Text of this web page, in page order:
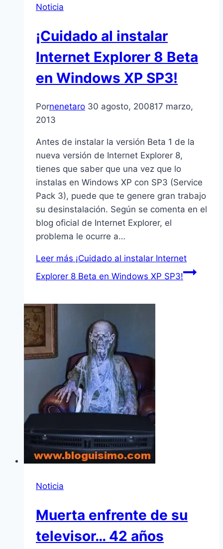
Noticia
¡Cuidado al instalar
Internet Explorer 8 Beta
en Windows XP SP3!
Pornenetaro 30 agosto, 200817 marzo,
2013
Antes de instalar la versión Beta 1 de la
nueva versión de Internet Explorer 8,
tienes que saber que una vez que lo
instalas en Windows XP con SP3 (Service
Pack 3), puede que te genere gran trabajo
su desinstalación. Según se comenta en el
blog oficial de Internet Explorer, el
problema le ocurre a…
Leer más ¡Cuidado al instalar Internet
Explorer 8 Beta en Windows XP SP3!
Noticia
Muerta enfrente de su
televisor… 42 años